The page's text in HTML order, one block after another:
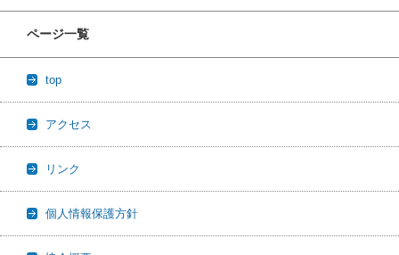
ページ一覧
top
アクセス
リンク
個人情報保護方針